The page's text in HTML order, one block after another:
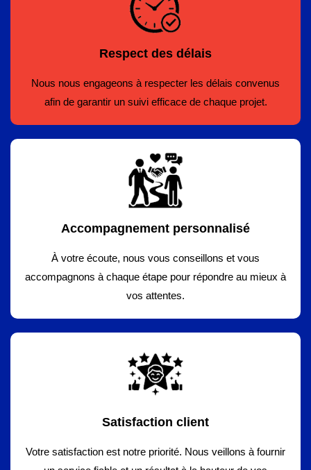
Respect des délais
Nous nous engageons à respecter les délais convenus
afin de garantir un suivi efficace de chaque projet.
Accompagnement personnalisé
À votre écoute, nous vous conseillons et vous
accompagnons à chaque étape pour répondre au mieux à
vos attentes.
Satisfaction client
Votre satisfaction est notre priorité. Nous veillons à fournir